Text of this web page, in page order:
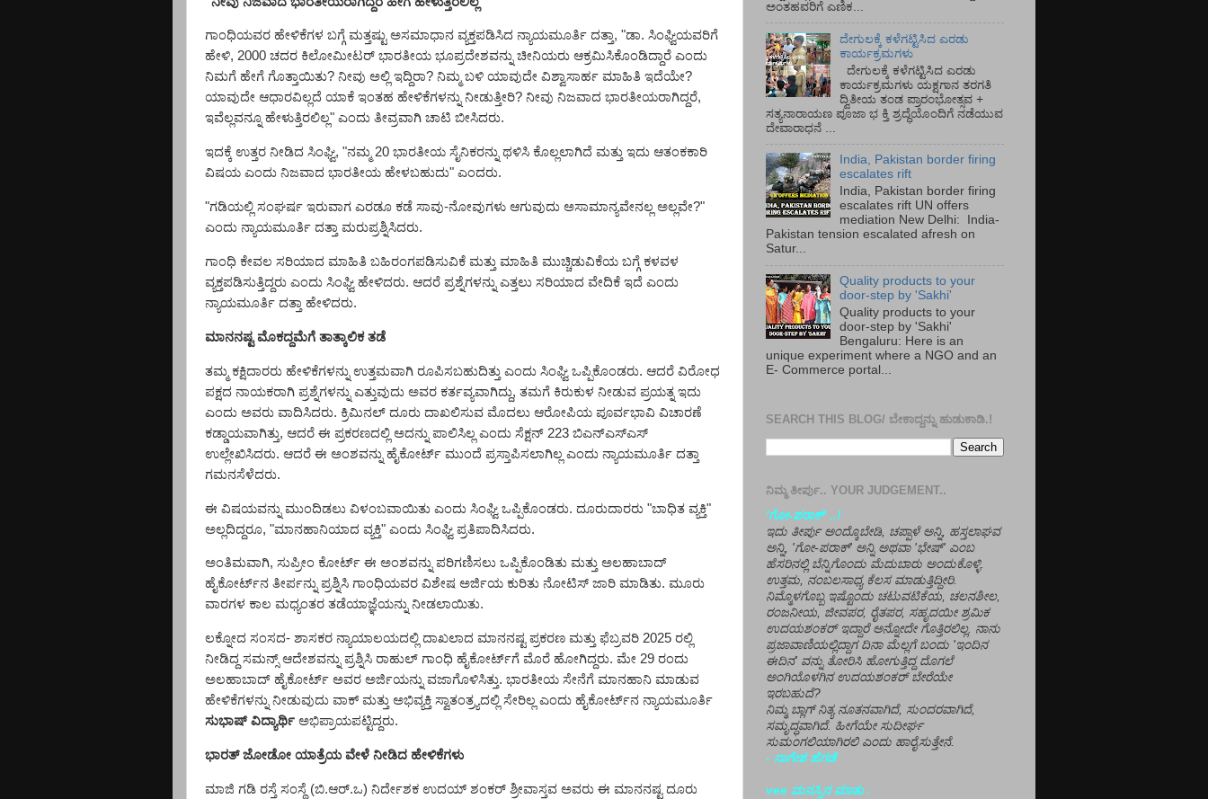
ಗಾಂಧಿಯವರ ಹೇಳಿಕೆಗಳ ಬಗ್ಗೆ ಮತ್ತಷ್ಟು ಅಸಮಾಧಾನ ವ್ಯಕ್ತಪಡಿಸಿದ ನ್ಯಾಯಮೂರ್ತಿ ದತ್ತಾ, "ಡಾ. ಸಿಂಘ್ವಿಯವರಿಗೆ
ಹೇಳಿ, 2000 ಚದರ ಕಿಲೋಮೀಟರ್ ಭಾರತೀಯ ಭೂಪ್ರದೇಶವನ್ನು ಚೀನಿಯರು ಆಕ್ರಮಿಸಿಕೊಂಡಿದ್ದಾರೆ ಎಂದು
ನಿಮಗೆ ಹೇಗೆ ಗೊತ್ತಾಯಿತು? ನೀವು ಅಲ್ಲಿ ಇದ್ದಿರಾ? ನಿಮ್ಮ ಬಳಿ ಯಾವುದೇ ವಿಶ್ವಾಸಾರ್ಹ ಮಾಹಿತಿ ಇದೆಯೇ?
ಯಾವುದೇ ಆಧಾರವಿಲ್ಲದೆ ಯಾಕೆ ಇಂತಹ ಹೇಳಿಕೆಗಳನ್ನು ನೀಡುತ್ತೀರಿ? ನೀವು ನಿಜವಾದ ಭಾರತೀಯರಾಗಿದ್ದರೆ,
ಇವೆಲ್ಲವನ್ನೂ ಹೇಳುತ್ತಿರಲಿಲ್ಲ" ಎಂದು ತೀವ್ರವಾಗಿ ಚಾಟಿ ಬೀಸಿದರು.
ಇದಕ್ಕೆ ಉತ್ತರ ನೀಡಿದ ಸಿಂಘ್ವಿ, "ನಮ್ಮ20 ಭಾರತೀಯ ಸೈನಿಕರನ್ನುಥಳಿಸಿ ಕೊಲ್ಲಲಾಗಿದೆ ಮತ್ತು ಇದು ಆತಂಕಕಾರಿ
ವಿಷಯ ಎಂದು ನಿಜವಾದ ಭಾರತೀಯ ಹೇಳಬಹುದು" ಎಂದರು.
"ಗಡಿಯಲ್ಲಿ ಸಂಘರ್ಷ ಇರುವಾಗ ಎರಡೂ ಕಡೆ ಸಾವು-ನೋವುಗಳು ಆಗುವುದು ಅಸಾಮಾನ್ಯವೇನಲ್ಲ ಅಲ್ಲವೇ?"
ಎಂದು ನ್ಯಾಯಮೂರ್ತಿ ದತ್ತಾ ಮರುಪ್ರಶ್ನಿಸಿದರು.
ಗಾಂಧಿ ಕೇವಲ ಸರಿಯಾದ ಮಾಹಿತಿ ಬಹಿರಂಗಪಡಿಸುವಿಕೆ ಮತ್ತು ಮಾಹಿತಿ ಮುಚ್ಚಿಡುವಿಕೆಯ ಬಗ್ಗೆ ಕಳವಳ
ವ್ಯಕ್ತಪಡಿಸುತ್ತಿದ್ದರು ಎಂದು ಸಿಂಘ್ವಿ ಹೇಳಿದರು. ಆದರೆ ಪ್ರಶ್ನೆಗಳನ್ನು ಎತ್ತಲು ಸರಿಯಾದ ವೇದಿಕೆ ಇದೆ ಎಂದು
ನ್ಯಾಯಮೂರ್ತಿ ದತ್ತಾ ಹೇಳಿದರು.
ಮಾನನಷ್ಟ ಮೊಕದ್ದಮೆಗೆ ತಾತ್ಕಾಲಿಕ ತಡೆ
ತಮ್ಮ ಕಕ್ಷಿದಾರರು ಹೇಳಿಕೆಗಳನ್ನು ಉತ್ತಮವಾಗಿ ರೂಪಿಸಬಹುದಿತ್ತು ಎಂದು ಸಿಂಘ್ವಿ ಒಪ್ಪಿಕೊಂಡರು. ಆದರೆ ವಿರೋಧ
ಪಕ್ಷದ ನಾಯಕರಾಗಿ ಪ್ರಶ್ನೆಗಳನ್ನು ಎತ್ತುವುದು ಅವರ ಕರ್ತವ್ಯವಾಗಿದ್ದು, ತಮಗೆ ಕಿರುಕುಳ ನೀಡುವ ಪ್ರಯತ್ನ ಇದು
ಎಂದು ಅವರು ವಾದಿಸಿದರು. ಕ್ರಿಮಿನಲ್ ದೂರು ದಾಖಲಿಸುವ ಮೊದಲು ಆರೋಪಿಯ ಪೂರ್ವಭಾವಿ ವಿಚಾರಣೆ
ಕಡ್ಡಾಯವಾಗಿತ್ತು, ಆದರೆ ಈ ಪ್ರಕರಣದಲ್ಲಿ ಅದನ್ನು ಪಾಲಿಸಿಲ್ಲ ಎಂದು ಸೆಕ್ಷನ್ 223 ಬಿಎನ್‌ಎಸ್‌ಎಸ್
ಉಲ್ಲೇಖಿಸಿದರು. ಆದರೆ ಈ ಅಂಶವನ್ನು ಹೈಕೋರ್ಟ್ ಮುಂದೆ ಪ್ರಸ್ತಾಪಿಸಲಾಗಿಲ್ಲ ಎಂದು ನ್ಯಾಯಮೂರ್ತಿ ದತ್ತಾ
ಗಮನಸೆಳೆದರು.
ಈ ವಿಷಯವನ್ನು ಮುಂದಿಡಲು ವಿಳಂಬವಾಯಿತು ಎಂದು ಸಿಂಘ್ವಿ ಒಪ್ಪಿಕೊಂಡರು. ದೂರುದಾರರು "ಬಾಧಿತ ವ್ಯಕ್ತಿ"
ಅಲ್ಲದಿದ್ದರೂ, "ಮಾನಹಾನಿಯಾದ ವ್ಯಕ್ತಿ" ಎಂದು ಸಿಂಘ್ವಿ ಪ್ರತಿಪಾದಿಸಿದರು.
ಅಂತಿಮವಾಗಿ, ಸುಪ್ರೀಂ ಕೋರ್ಟ್ ಈ ಅಂಶವನ್ನು ಪರಿಗಣಿಸಲು ಒಪ್ಪಿಕೊಂಡಿತು ಮತ್ತು ಅಲಹಾಬಾದ್
ಹೈಕೋರ್ಟ್‌ನ ತೀರ್ಪನ್ನು ಪ್ರಶ್ನಿಸಿ ಗಾಂಧಿಯವರ ವಿಶೇಷ ಅರ್ಜಿಯ ಕುರಿತು ನೋಟಿಸ್ ಜಾರಿ ಮಾಡಿತು. ಮೂರು
ವಾರಗಳ ಕಾಲ ಮಧ್ಯಂತರ ತಡೆಯಾಜ್ಞೆಯನ್ನು ನೀಡಲಾಯಿತು.
ಲಕ್ನೋದ ಸಂಸದ- ಶಾಸಕರ ನ್ಯಾಯಾಲಯದಲ್ಲಿ ದಾಖಲಾದ ಮಾನನಷ್ಟ ಪ್ರಕರಣ ಮತ್ತು ಫೆಬ್ರವರಿ 2025 ರಲ್ಲಿ
ನೀಡಿದ್ದ ಸಮನ್ಸ್ ಆದೇಶವನ್ನು ಪ್ರಶ್ನಿಸಿ ರಾಹುಲ್‌ ಗಾಂಧಿ ಹೈಕೋರ್ಟ್‌ಗೆ ಮೊರೆ ಹೋಗಿದ್ದರು. ಮೇ 29 ರಂದು
ಅಲಹಾಬಾದ್ ಹೈಕೋರ್ಟ್ ಅವರ ಅರ್ಜಿಯನ್ನು ವಜಾಗೊಳಿಸಿತ್ತು. ಭಾರತೀಯ ಸೇನೆಗೆ ಮಾನಹಾನಿ ಮಾಡುವ
ಹೇಳಿಕೆಗಳನ್ನು ನೀಡುವುದು ವಾಕ್ ಮತ್ತು ಅಭಿವ್ಯಕ್ತಿ ಸ್ವಾತಂತ್ರ್ಯದಲ್ಲಿ ಸೇರಿಲ್ಲ ಎಂದು ಹೈಕೋರ್ಟ್‌ನ ನ್ಯಾಯಮೂರ್ತಿ
ಸುಭಾಷ್ ವಿದ್ಯಾರ್ಥಿ ಅಭಿಪ್ರಾಯಪಟ್ಟಿದ್ದರು.
ಭಾರತ್ ಜೋಡೋ ಯಾತ್ರೆಯ ವೇಳೆ ನೀಡಿದ ಹೇಳಿಕೆಗಳು
ಮಾಜಿ ಗಡಿ ರಸ್ತೆ ಸಂಸ್ಥೆ (ಬಿ.ಆರ್.ಒ) ನಿರ್ದೇಶಕ ಉದಯ್ ಶಂಕರ್ ಶ್ರೀವಾಸ್ತವ ಅವರು ಈ ಮಾನನಷ್ಟ ದೂರು
ಅಂತಹವರಿಗೆ ಎಣಿಕ...
ದೇಗುಲಕ್ಕೆ ಕಳೆಗಟ್ಟಿಸಿದ ಎರಡು
ಕಾರ್ಯಕ್ರಮಗಳು
ದೇಗುಲಕ್ಕೆ ಕಳೆಗಟ್ಟಿಸಿದ ಎರಡು
ಕಾರ್ಯಕ್ರಮಗಳು ಯಕ್ಷಗಾನ ತರಗತಿ
ದ್ವಿತೀಯ ತಂಡ ಪ್ರಾರಂಭೋತ್ಸವ +
ಸತ್ಯನಾರಾಯಣ ಪೂಜಾ ಭ ಕ್ತಿ ಶ್ರದ್ಧೆಯೊಂದಿಗೆ ನಡೆಯುವ
ದೇವಾರಾಧನೆ ...
India, Pakistan border firing
escalates rift
India, Pakistan border firing
escalates rift UN offers
mediation New Delhi: India-
Pakistan tension escalated afresh on
Satur...
Quality products to your
door-step by 'Sakhi'
Quality products to your
door-step by 'Sakhi'
Bengaluru: Here is an
unique experiment where a NGO and an
E- Commerce portal...
SEARCH THIS BLOG/ ಬೇಕಾದ್ದನ್ನು ಹುಡುಕಾಡಿ.!
ನಿಮ್ಮ ತೀರ್ಪು.. YOUR JUDGEMENT..
'ಗೋ-ಪರಾಕ್' ..!
ಇದು ತೀರ್ಪು ಅಂದ್ಕೊಬೇಡಿ, ಚಪ್ಪಾಳೆ ಅನ್ನಿ, ಹಸ್ತಲಾಘವ
ಅನ್ನಿ, 'ಗೋ-ಪರಾಕ್' ಅನ್ನಿ ಅಥವಾ 'ಭೇಷ್' ಎಂಬ
ಹೆಸರಿನಲ್ಲಿ ಬೆನ್ನಿಗೊಂದು ಮೆದುಬಾರು ಅಂದುಕೊಳ್ಳಿ.
ಉತ್ತಮ, ನಂಬಲಸಾಧ್ಯ ಕೆಲಸ ಮಾಡುತ್ತಿದ್ದೀರಿ.
ನಿಮ್ಮೊಳಗೊಬ್ಬ ಇಷ್ಟೊಂದು ಚಟುವಟಿಕೆಯ, ಚಲನಶೀಲ,
ರಂಜನೀಯ, ಜೀವಪರ, ರೈತಪರ, ಸಹೃದಯೀ ಶ್ರಮಿಕ
ಉದಯಶಂಕರ್ ಇದ್ದಾರೆ ಅನ್ನೋದೇ ಗೊತ್ತಿರಲಿಲ್ಲ. ನಾನು
ಪ್ರಜಾವಾಣಿಯಲ್ಲಿದ್ದಾಗ ದಿನಾ ಮೆಲ್ಲಗೆ ಬಂದು 'ಇಂದಿನ
ಈದಿನ' ವನ್ನು ತೋರಿಸಿ ಹೋಗುತ್ತಿದ್ದ ದೊಗಲೆ
ಅಂಗಿಯೊಳಗಿನ ಉದಯಶಂಕರ್ ಬೇರೆಯೇ
ಇರಬಹುದೆ?
ನಿಮ್ಮ ಬ್ಲಾಗ್ ನಿತ್ಯ ನೂತನವಾಗಿದೆ, ಸುಂದರವಾಗಿದೆ,
ಸಮೃದ್ಧವಾಗಿದೆ. ಹೀಗೆಯೇ ಸುದೀರ್ಘ
ಸುಮಂಗಲಿಯಾಗಿರಲಿ ಎಂದು ಹಾರೈಸುತ್ತೇನೆ.
- ನಾಗೇಶ ಹೆಗಡೆ
vee ಮನಸ್ಸಿನ ಮಾತು .